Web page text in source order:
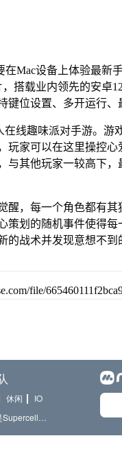
Mac设备上体验最新
搭载业内领先的安卓
位设置、多开运行、
在线趣味派对手游。
玩家可以在这里操控
与其他玩家一较高下
醒，每一个角色都有
策划的随机事件使得
战术并发现意想不到